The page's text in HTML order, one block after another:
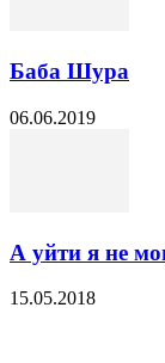
Баба Шура
06.06.2019
А уйти я не
15.05.2018